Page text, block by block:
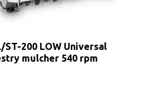
ST-200 LOW Universal
mulcher 540 rpm